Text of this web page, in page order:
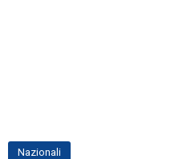
Nazionali